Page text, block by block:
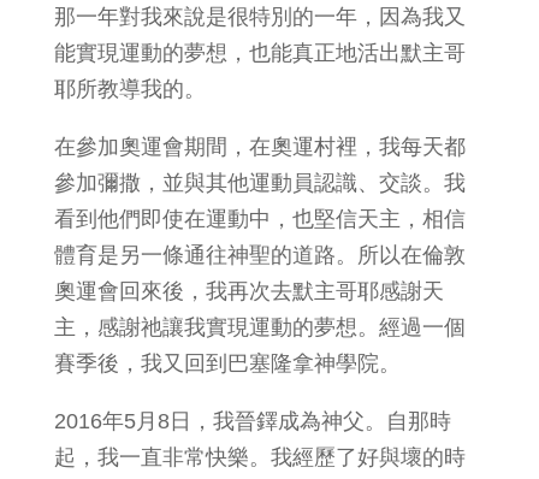
那一年對我來說是很特別的一年，因為我又
能實現運動的夢想，也能真正地活出默主哥
耶所教導我的。
在參加奧運會期間，在奧運村裡，我每天都
參加彌撒，並與其他運動員認識、交談。我
看到他們即使在運動中，也堅信天主，相信
體育是另一條通往神聖的道路。所以在倫敦
奧運會回來後，我再次去默主哥耶感謝天
主，感謝祂讓我實現運動的夢想。經過一個
賽季後，我又回到巴塞隆拿神學院。
2016年5月8日，我晉鐸成為神父。自那時
起，我一直非常快樂。我經歷了好與壞的時